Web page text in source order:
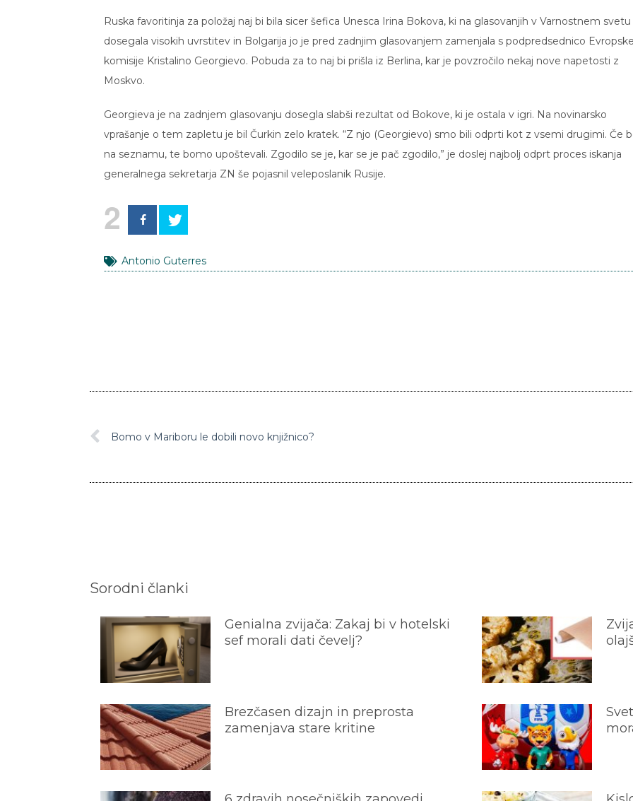
Ruska favoritinja za položaj naj bi bila sicer šefica Unesca Irina Bokova, ki na glasovanjih v Varnostnem svetu
dosegala visokih uvrstitev in Bolgarija jo je pred zadnjim glasovanjem zamenjala s podpredsednico Evropske
komisije Kristalino Georgievo. Pobuda za to naj bi prišla iz Berlina, kar je povzročilo nekaj nove napetosti z
Moskvo.
Georgieva je na zadnjem glasovanju dosegla slabši rezultat od Bokove, ki je ostala v igri. Na novinarsko
vprašanje o tem zapletu je bil Čurkin zelo kratek. “Z njo (Georgievo) smo bili odprti kot z vsemi drugimi. Če
na seznamu, te bomo upoštevali. Zgodilo se je, kar se je pač zgodilo,” je doslej najbolj odprt proces iskanja
generalnega sekretarja ZN še pojasnil veleposlanik Rusije.
2
Antonio Guterres
Bomo v Mariboru le dobili novo knjižnico?
Sorodni članki
Genialna zvijača: Zakaj bi v hotelski
sef morali dati čevelj?
Brezčasen dizajn in preprosta
zamenjava stare kritine